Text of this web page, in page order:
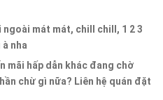
mát mát, chill chill, 1 2 3
nha
mãi hấp dẫn khác đang chờ
chừ gì nữa? Liên hệ quán đặt